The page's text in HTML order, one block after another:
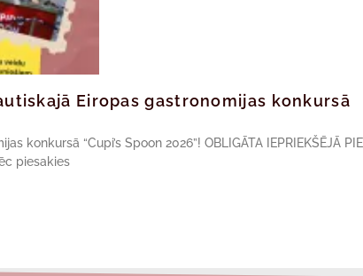
Eiropas gastronomijas konkursā
konkursā “Cupi’s Spoon 2026”! OBLIGĀTA IEPRIEKŠĒJĀ
piesakies